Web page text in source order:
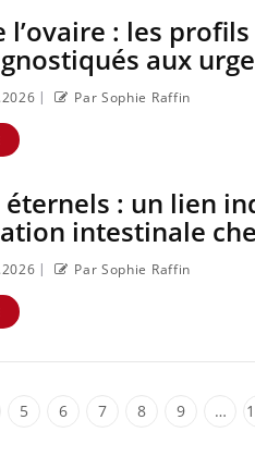
l’ovaire : les
aux
| Par Sophie Raffin
: un lien
intestinale
| Par Sophie Raffin
5 6 7 8 9 …